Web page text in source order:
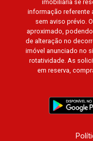
imobiliária se
informação referente
sem aviso prévio.
aproximado,
de alteração no
imóvel anunciado no
rotatividade. As
em reserva,